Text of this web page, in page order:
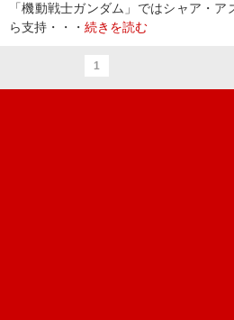
「機動戦士ガンダム」ではシャア・
ら支持・・・ 続きを読む
1